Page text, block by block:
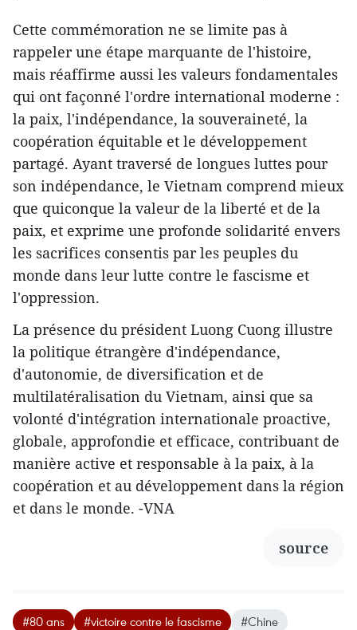
Cette commémoration ne se limite pas à
rappeler une étape marquante de l'histoire,
mais réaffirme aussi les valeurs fondamentales
qui ont façonné l'ordre international moderne :
la paix, l'indépendance, la souveraineté, la
coopération équitable et le développement
partagé. Ayant traversé de longues luttes pour
son indépendance, le Vietnam comprend mieux
que quiconque la valeur de la liberté et de la
paix, et exprime une profonde solidarité envers
les sacrifices consentis par les peuples du
monde dans leur lutte contre le fascisme et
l'oppression.
La présence du président Luong Cuong illustre
la politique étrangère d'indépendance,
d'autonomie, de diversification et de
multilatéralisation du Vietnam, ainsi que sa
volonté d'intégration internationale proactive,
globale, approfondie et efficace, contribuant de
manière active et responsable à la paix, à la
coopération et au développement dans la région
et dans le monde. -VNA
source
#80 ans #victoire contre le fascisme
#Chine